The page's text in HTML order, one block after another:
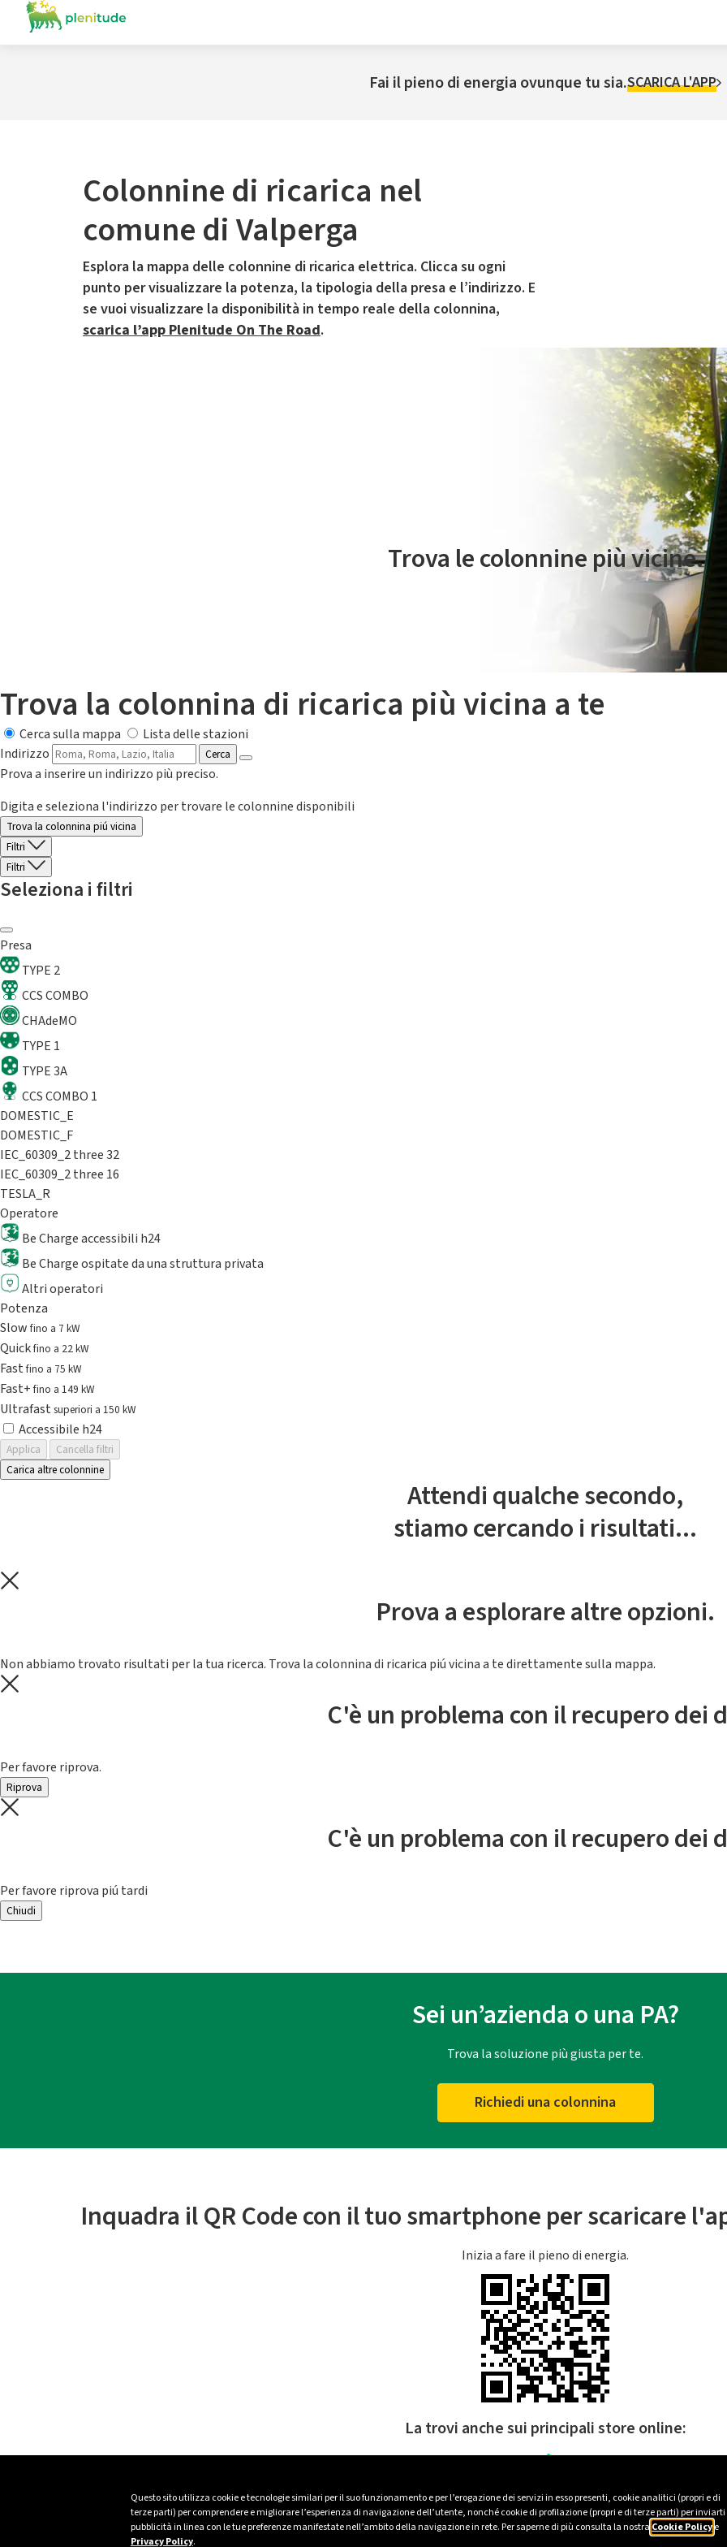
Questo sito utilizza cookie e tecnologie similari per il suo funzionamento e per l’erogazione dei servizi in esso presenti, cookie analitici (propri e di
terze parti) per comprendere e migliorare l’esperienza di navigazione dell’utente, nonché cookie di profilazione (propri e di terze parti) per inviarti
pubblicità in linea con le tue preferenze manifestate nell’ambito della navigazione in rete. Per saperne di più consulta la nostra Cookie Policye
Privacy Policy.
Fai il pieno di energia ovunque tu sia.SCARICA L'APP
Colonnine di ricarica nel
comune di Valperga
Esplora la mappa delle colonnine di ricarica elettrica. Clicca su ogni
punto per visualizzare la potenza, la tipologia della presa e l’indirizzo. E
se vuoi visualizzare la disponibilità in tempo reale della colonnina,
scarica l’app Plenitude On The Road.
Il servizio di mobilità elettrica è gestito da Plenitude On The Road
Trova le colonnine più vicine.
Trova la colonnina di ricarica più vicina a te
Cerca sulla mappa
Lista delle stazioni
Indirizzo
Cerca
Prova a inserire un indirizzo più preciso.
Digita e seleziona l'indirizzo per trovare le colonnine disponibili
Trova la colonnina piú vicina
Filtri
Filtri
Seleziona i filtri
Presa
TYPE 2
CCS COMBO
CHAdeMO
TYPE 1
TYPE 3A
CCS COMBO 1
DOMESTIC_E
DOMESTIC_F
IEC_60309_2 three 32
IEC_60309_2 three 16
TESLA_R
Operatore
Be Charge accessibili h24
Be Charge ospitate da una struttura privata
Altri operatori
Potenza
Slowfino a 7 kW
Quickfino a 22 kW
Fastfino a 75 kW
Fast+fino a 149 kW
Ultrafast superiori a 150 kW
Accessibile h24
Applica
Cancella filtri
Carica altre colonnine
Attendi qualche secondo,
stiamo cercando i risultati...
Prova a esplorare altre opzioni.
Non abbiamo trovato risultati per la tua ricerca. Trova la colonnina di ricarica piú vicina a te direttamente sulla mappa.
C'è un problema con il recupero dei
Per favore riprova.
Riprova
C'è un problema con il recupero dei
Per favore riprova piú tardi
Chiudi
Sei un’azienda o una PA?
Trova la soluzione più giusta per te.
Richiedi una colonnina
Inquadra il QR Code con il tuo smartphone per scaricare
Inizia a fare il pieno di energia.
La trovi anche sui principali store online: